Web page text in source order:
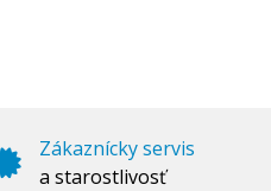
Zákaznícky servis
a starostlivosť